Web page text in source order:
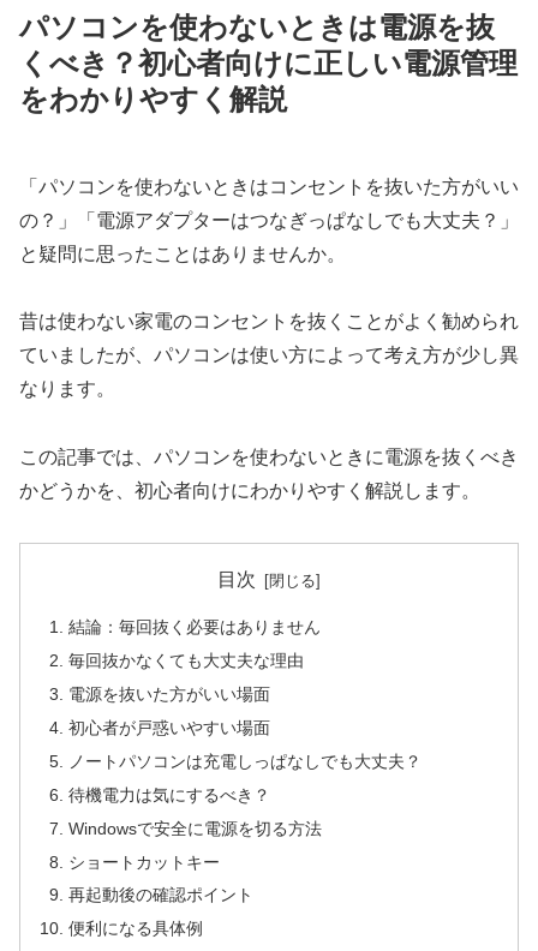
パソコンを使わないときは電源を抜
くべき？初心者向けに正しい電源管理
をわかりやすく解説
「パソコンを使わないときはコンセントを抜いた方がいい
の？」「電源アダプターはつなぎっぱなしでも大丈夫？」
と疑問に思ったことはありませんか。
昔は使わない家電のコンセントを抜くことがよく勧められ
ていましたが、パソコンは使い方によって考え方が少し異
なります。
この記事では、パソコンを使わないときに電源を抜くべき
かどうかを、初心者向けにわかりやすく解説します。
目次
結論：毎回抜く必要はありません
毎回抜かなくても大丈夫な理由
電源を抜いた方がいい場面
初心者が戸惑いやすい場面
ノートパソコンは充電しっぱなしでも大丈夫？
待機電力は気にするべき？
Windowsで安全に電源を切る方法
ショートカットキー
再起動後の確認ポイント
便利になる具体例